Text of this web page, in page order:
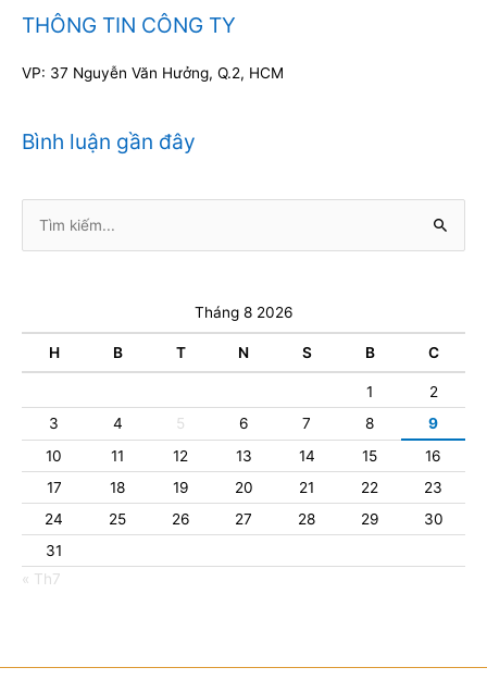
THÔNG TIN CÔNG TY
VP: 37 Nguyễn Văn Hưởng, Q.2, HCM
Bình luận gần đây
kiếm:
Tháng 8 2026
H B T N S B C
1
2
3
4 5 6 7 8
9
10
11 12 13 14 15
16
17
18 19 20 21 22
23
24
25 26 27 28 29
30
31
« Th7